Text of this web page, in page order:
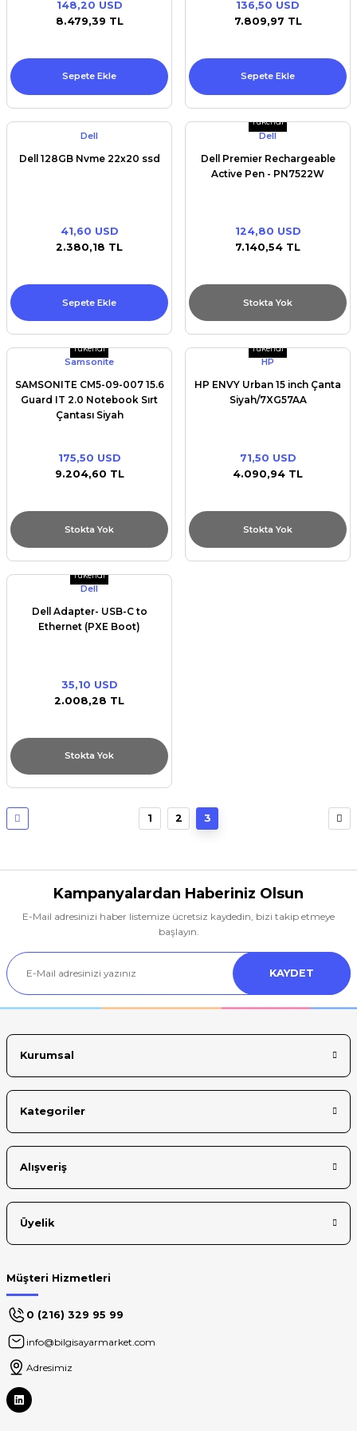
/ XPS+GPU
148,20 USD
8.479,39 TL
Sepete Ekle
136,50 USD
7.809,97 TL
Sepete Ekle
Dell
Dell 128GB Nvme 22x20 ssd
41,60 USD
2.380,18 TL
Sepete Ekle
Tükendi
Dell
Dell Premier Rechargeable
Active Pen - PN7522W
124,80 USD
7.140,54 TL
Stokta Yok
Tükendi
Samsonite
SAMSONITE CM5-09-007 15.6
Guard IT 2.0 Notebook Sırt
Çantası Siyah
175,50 USD
9.204,60 TL
Stokta Yok
Tükendi
HP
HP ENVY Urban 15 inch Çanta
Siyah/7XG57AA
71,50 USD
4.090,94 TL
Stokta Yok
Tükendi
Dell
Dell Adapter- USB-C to
Ethernet (PXE Boot)
35,10 USD
2.008,28 TL
Stokta Yok
1 2 3
Kampanyalardan Haberiniz Olsun
E-Mail adresinizi haber listemize ücretsiz kaydedin, bizi takip etmeye
başlayın.
KAYDET
Kurumsal
Kategoriler
Alışveriş
Üyelik
Müşteri Hizmetleri
0 (216) 329 95 99
info@bilgisayarmarket.com
Adresimiz